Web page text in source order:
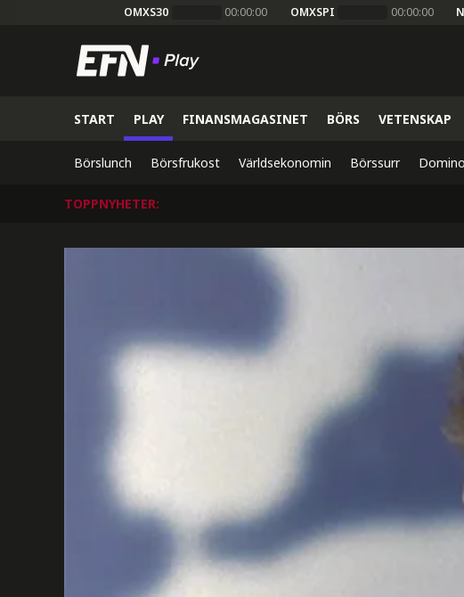
OMXS30 00:00:00 OMXSPI 00:00:00
START PLAY FINANSMAGASINET BÖRS VETENSKAP
Börslunch Börsfrukost Världsekonomin Börssurr
TOPPNYHETER: